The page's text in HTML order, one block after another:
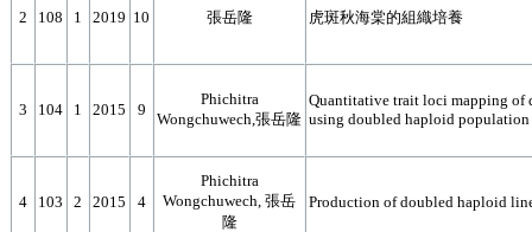
2 108 1 2019 10 張岳隆 虎斑秋海棠的組織培養
3 104 1 2015 9
Phichitra
Wongchuwech,張岳隆
Quantitative trait loci mapping of
using doubled haploid population
4 103 2 2015 4
Phichitra
Wongchuwech, 張岳
隆
Production of doubled haploid